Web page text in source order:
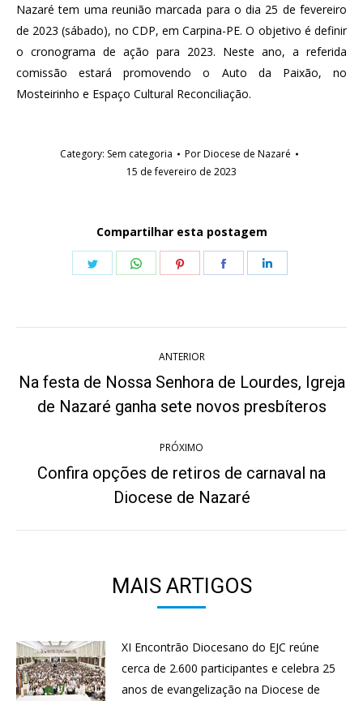
Nazaré tem uma reunião marcada para o dia 25 de fevereiro
de 2023 (sábado), no CDP, em Carpina-PE. O objetivo é definir
o cronograma de ação para 2023. Neste ano, a referida
comissão estará promovendo o Auto da Paixão, no
Mosteirinho e Espaço Cultural Reconciliação.
Category: Sem categoria PorDiocese de Nazaré
15 de fevereiro de 2023
Compartilhar esta postagem
Share
Share
Share
Share
de
post:
ANTERIOR
Post
anterior:
Na festa de Nossa Senhora de Lourdes, Igreja
de Nazaré ganha sete novos presbíteros
PRÓXIMO
Próximo
post:
Confira opções de retiros de carnaval na
Diocese de Nazaré
MAIS ARTIGOS
XI Encontrão Diocesano do EJC reúne
cerca de 2.600 participantes e celebra 25
anos de evangelização na Diocese de